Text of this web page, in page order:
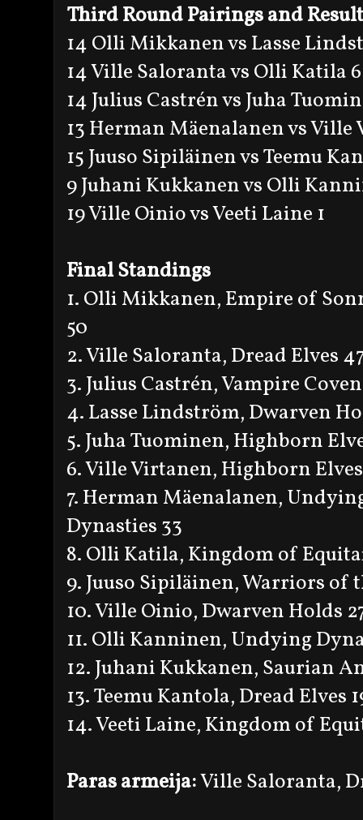
Third Round Pairings and
14 Olli Mikkanen vs Lasse
14 Ville Saloranta vs Olli Katila 6
14 Julius Castrén vs Juha
13 Herman Mäenalanen vs Ville
15 Juuso Sipiläinen vs Teemu
9 Juhani Kukkanen vs Olli
19 Ville Oinio vs Veeti Laine 1
Final Standings
1. Olli Mikkanen, Empire of
50
2. Ville Saloranta, Dread Elves
3. Julius Castrén, Vampire
4. Lasse Lindström, Dwarven
5. Juha Tuominen, Highborn
6. Ville Virtanen, Highborn
7. Herman Mäenalanen,
Dynasties 33
8. Olli Katila, Kingdom of
9. Juuso Sipiläinen, Warriors of
10. Ville Oinio, Dwarven Holds
11. Olli Kanninen, Undying
12. Juhani Kukkanen, Saurian
13. Teemu Kantola, Dread Elves
14. Veeti Laine, Kingdom of
Paras armeija:Ville Saloranta,